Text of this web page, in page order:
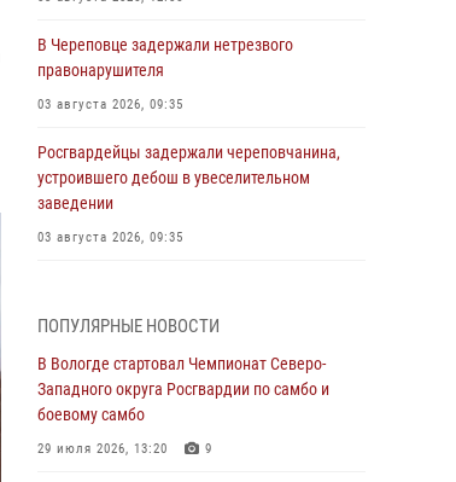
В Череповце задержали нетрезвого
правонарушителя
03 августа 2026, 09:35
Росгвардейцы задержали череповчанина,
устроившего дебош в увеселительном
заведении
03 августа 2026, 09:35
магазина
03 августа 2026, 09:34
В Вологде определились победители и
призеры Чемпионатов Северо-Западного
ПОПУЛЯРНЫЕ НОВОСТИ
В Вологде стартовал Чемпионат Северо-
Западного округа Росгвардии по самбо и
боевому самбо
29 июля 2026, 13:20 9